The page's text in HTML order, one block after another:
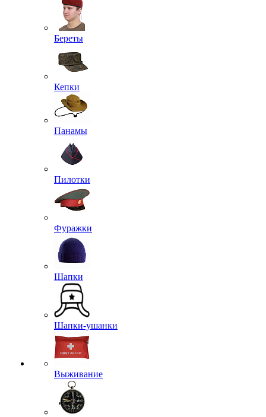
Береты
Кепки
Панамы
Пилотки
Фуражки
Шапки
Шапки-ушанки
Выживание